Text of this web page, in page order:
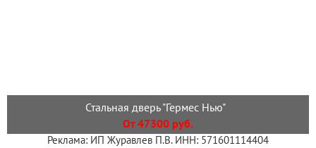
Стальная дверь "Гермес Нью"
От 47300 руб.
Реклама: ИП Журавлев П.В. ИНН: 571601114404